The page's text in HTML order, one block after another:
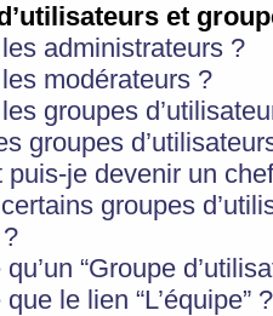
et
administrateurs ?
modérateurs ?
groupes
groupes
puis-je devenir un
groupes
qu’un “Groupe
que le lien “L’équipe” ?